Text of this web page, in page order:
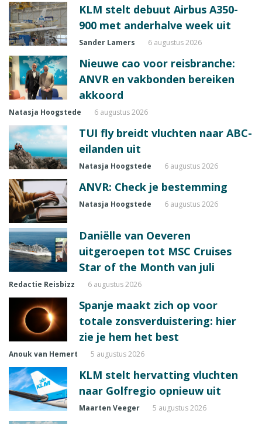
KLM stelt debuut Airbus A350-
900 met anderhalve week uit
Sander Lamers 6 augustus 2026
Nieuwe cao voor reisbranche:
ANVR en vakbonden bereiken
akkoord
Natasja Hoogstede 6 augustus 2026
TUI fly breidt vluchten naar ABC-
eilanden uit
Natasja Hoogstede 6 augustus 2026
ANVR: Check je bestemming
Natasja Hoogstede 6 augustus 2026
Daniëlle van Oeveren
uitgeroepen tot MSC Cruises
Star of the Month van juli
Redactie Reisbizz 6 augustus 2026
Spanje maakt zich op voor
totale zonsverduistering: hier
zie je hem het best
Anouk van Hemert 5 augustus 2026
KLM stelt hervatting vluchten
naar Golfregio opnieuw uit
Maarten Veeger 5 augustus 2026